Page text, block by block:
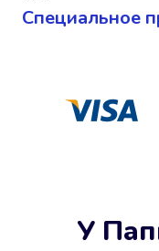
Cпециальное
У